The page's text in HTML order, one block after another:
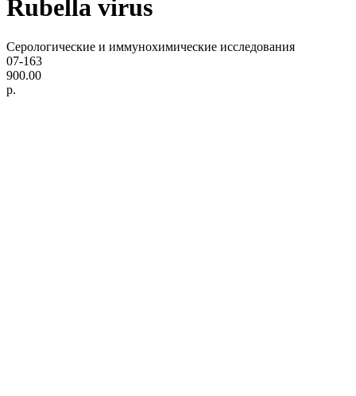
Rubella virus
Серологические и иммунохимические исследования
07-163
900.00
р.